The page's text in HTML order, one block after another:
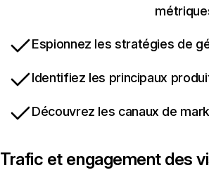
Espionnez les stratégies de
Identifiez les principaux
Découvrez les canaux de
Trafic et engagement des